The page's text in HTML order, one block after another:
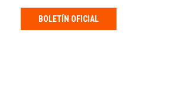
BOLETÍN OFICIAL